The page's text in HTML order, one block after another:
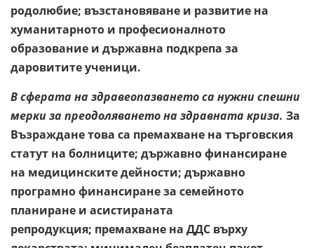
родолюбие; възстановяване и развитие на
хуманитарното и професионалното
образование и държавна подкрепа за
даровитите ученици.
В сферата на здравеопазването са нужни спешни
мерки за преодоляването на здравната криза. За
Възраждане това са премахване на търговския
статут на болниците; държавно финансиране
на медицинските дейности; държавно
програмно финансиране за семейното
планиране и асистираната
репродукция; премахване на ДДС върху